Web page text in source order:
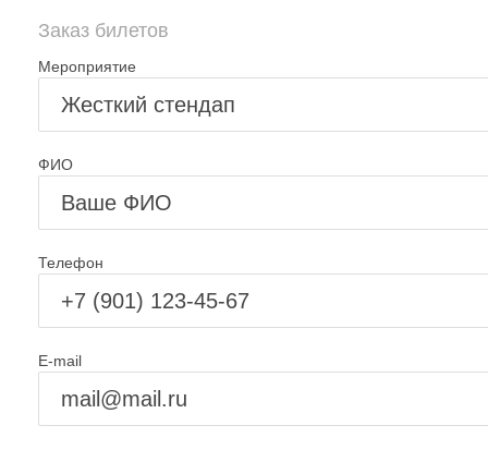
Заказ билетов
Мероприятие
ФИО
Телефон
E-mail